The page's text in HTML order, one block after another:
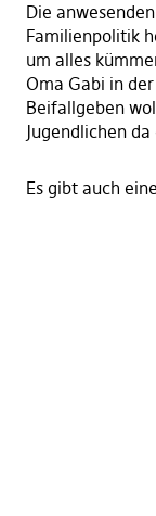
Die
Familienpolitik
um alles
Oma Gabi in
Beifallgeben
Jugendlichen
Es gibt auch